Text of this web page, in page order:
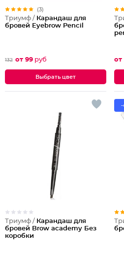
(3)
Триумф / Карандаш для
бровей Eyebrow Pencil
132 от 99 руб
Выбрать цвет
от
Триумф / Карандаш для
бровей Brow academy Без
коробки